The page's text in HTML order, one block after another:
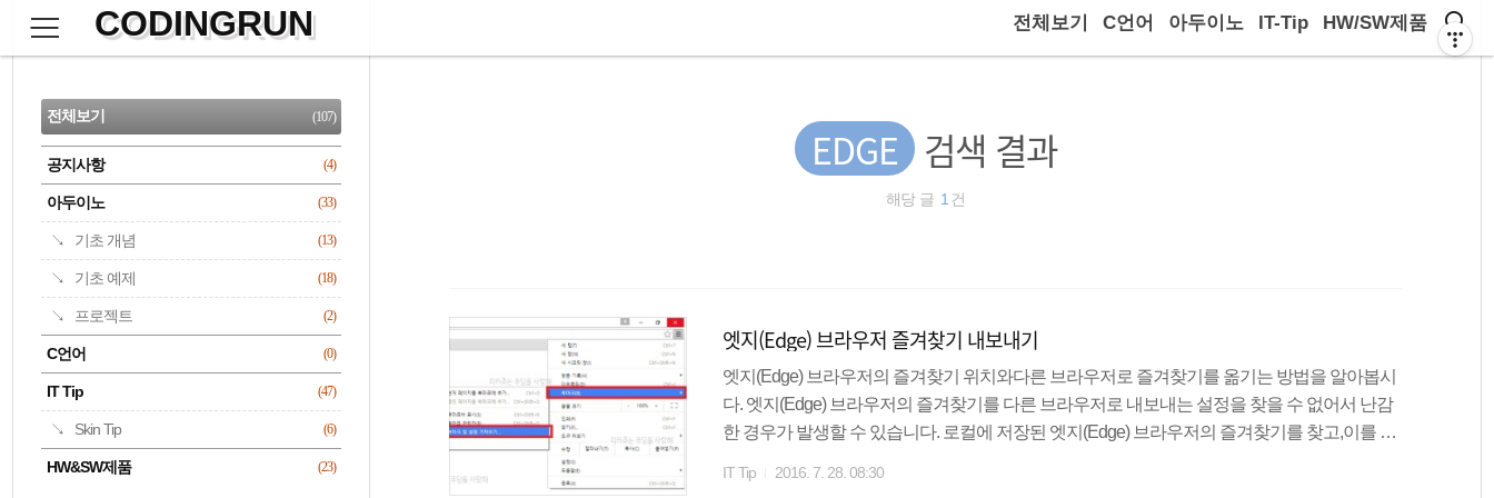
으
CODINGRUN 전체보기 C언어 아두이노 IT-Tip HW/SW제품
EDGE 검색 결과
해당 글 1 건
엣지(Edge) 브라우저 즐겨찾기 내보내기
엣지(Edge) 브라우저의 즐겨찾기 위치와다른 브라우저로 즐겨찾기를 옮기는 방법을 알아봅시
다. 엣지(Edge) 브라우저의 즐겨찾기를 다른 브라우저로 내보내는 설정을 찾을 수 없어서 난감
한 경우가 발생할 수 있습니다. 로컬에 저장된 엣지(Edge) 브라우저의 즐겨찾기를 찾고,이를 백
디에 저장되어 있을까요? ★ Edge 즐겨찾기 위치 : 마찬가지로 파일 탐색기를 열어 주소창에 입
IT Tip 2016. 7. 28. 08:30
CATEGORY
전체보기 (107)
공지사항 (4)
아두이노 (33)
기초 개념 (13)
기초 예제 (18)
프로젝트 (2)
C언어 (0)
IT Tip (47)
Skin Tip (6)
HW&SW제품 (23)
검